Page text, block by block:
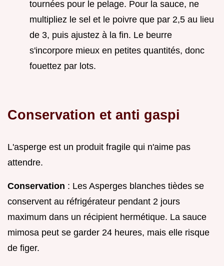
tournées pour le pelage. Pour la sauce, ne
multipliez le sel et le poivre que par 2,5 au lieu
de 3, puis ajustez à la fin. Le beurre
s'incorpore mieux en petites quantités, donc
fouettez par lots.
Conservation et anti gaspi
L'asperge est un produit fragile qui n'aime pas
attendre.
Conservation : Les Asperges blanches tièdes se
conservent au réfrigérateur pendant 2 jours
maximum dans un récipient hermétique. La sauce
mimosa peut se garder 24 heures, mais elle risque
de figer.